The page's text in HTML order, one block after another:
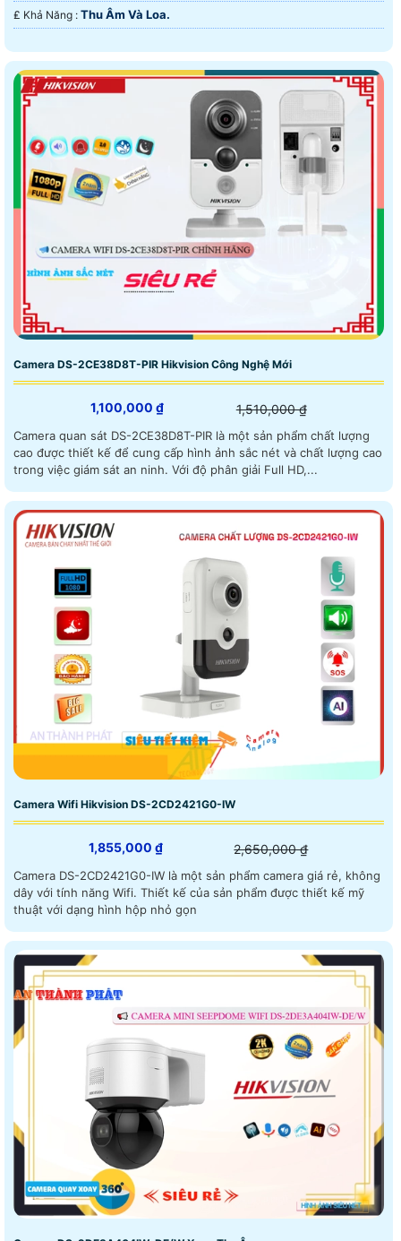
️₤ Khả Năng : Thu Âm Và Loa.
Camera DS-2CE38D8T-PIR Hikvision Công Nghệ Mới
1,100,000 ₫ 1,510,000 ₫
Camera quan sát DS-2CE38D8T-PIR là một sản phẩm chất lượng
cao được thiết kế để cung cấp hình ảnh sắc nét và chất lượng cao
trong việc giám sát an ninh. Với độ phân giải Full HD,...
Camera Wifi Hikvision DS-2CD2421G0-IW
1,855,000 ₫ 2,650,000 ₫
Camera DS-2CD2421G0-IW là một sản phẩm camera giá rẻ, không
dây với tính năng Wifi. Thiết kế của sản phẩm được thiết kế mỹ
thuật với dạng hình hộp nhỏ gọn